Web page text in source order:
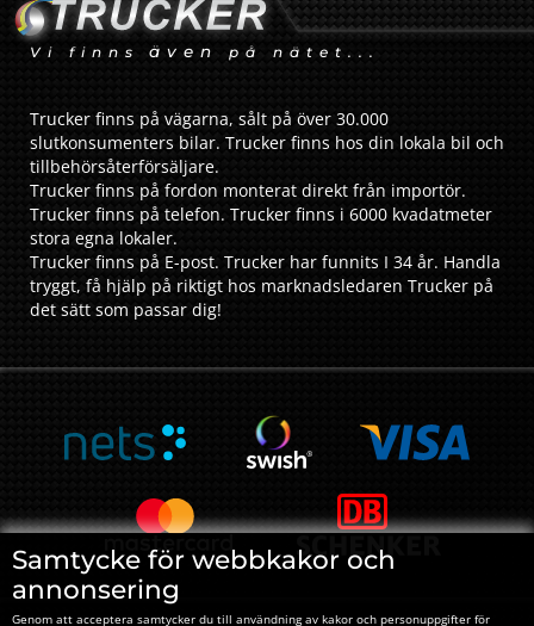
Samtycke för webbkakor och
annonsering
Genom att acceptera samtycker du till användning av kakor och personuppgifter för
Vi finns även på nätet...
Trucker finns på vägarna, sålt på över 30.000
slutkonsumenters bilar. Trucker finns hos din lokala bil och
tillbehörsåterförsäljare.
Trucker finns på fordon monterat direkt från importör.
Trucker finns på telefon. Trucker finns i 6000 kvadatmeter
stora egna lokaler.
Trucker finns på E-post. Trucker har funnits I 34 år. Handla
tryggt, få hjälp på riktigt hos marknadsledaren Trucker på
det sätt som passar dig!